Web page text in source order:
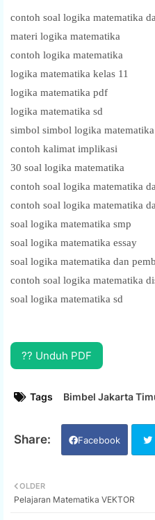
contoh soal logika matematika
materi logika matematika
contoh logika matematika
logika matematika kelas 11
logika matematika pdf
logika matematika sd
simbol simbol logika matematika
contoh kalimat implikasi
30 soal logika matematika
contoh soal logika matematika
contoh soal logika matematika
soal logika matematika smp
soal logika matematika essay
soal logika matematika dan
contoh soal logika matematika
soal logika matematika sd
?? Unduh PDF
Tags Bimbel Jakarta
Facebook
OLDER
Pelajaran Matematika VEKTOR